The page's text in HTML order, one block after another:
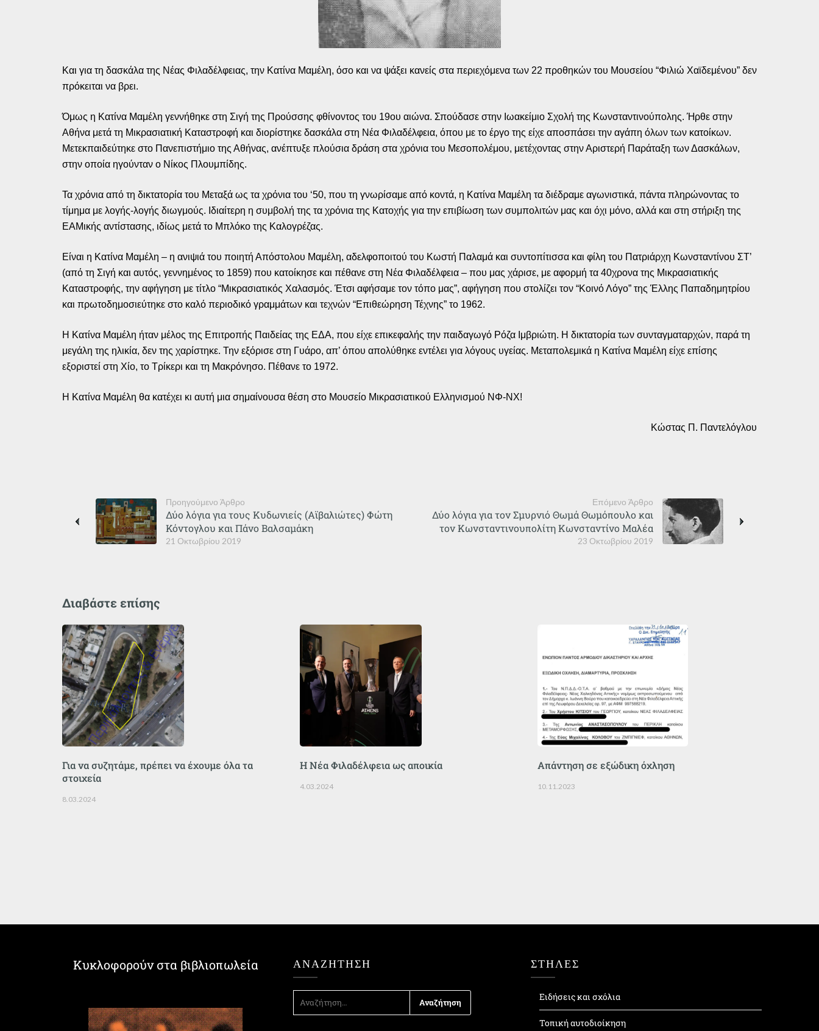
Και για τη δασκάλα της Νέας Φιλαδέλφειας, την Κατίνα Μαμέλη, όσο και να ψάξει κανείς στα περιεχόμενα των 22 προθηκών του Μουσείου “Φιλιώ Χαϊδεμένου” δεν
πρόκειται να βρει.
Όμως η Κατίνα Μαμέλη γεννήθηκε στη Σιγή της Προύσσης φθίνοντος του 19ου αιώνα. Σπούδασε στην Ιωακείμιο Σχολή της Κωνσταντινούπολης. Ήρθε στην
Αθήνα μετά τη Μικρασιατική Καταστροφή και διορίστηκε δασκάλα στη Νέα Φιλαδέλφεια, όπου με το έργο της είχε αποσπάσει την αγάπη όλων των κατοίκων.
Μετεκπαιδεύτηκε στο Πανεπιστήμιο της Αθήνας, ανέπτυξε πλούσια δράση στα χρόνια του Μεσοπολέμου, μετέχοντας στην Αριστερή Παράταξη των Δασκάλων,
στην οποία ηγούνταν ο Νίκος Πλουμπίδης.
Τα χρόνια από τη δικτατορία του Μεταξά ως τα χρόνια του ‘50, που τη γνωρίσαμε από κοντά, η Κατίνα Μαμέλη τα διέδραμε αγωνιστικά, πάντα πληρώνοντας το
τίμημα με λογής-λογής διωγμούς. Ιδιαίτερη η συμβολή της τα χρόνια της Κατοχής για την επιβίωση των συμπολιτών μας και όχι μόνο, αλλά και στη στήριξη της
ΕΑΜικής αντίστασης, ιδίως μετά το Μπλόκο της Καλογρέζας.
Είναι η Κατίνα Μαμέλη – η ανιψιά του ποιητή Απόστολου Μαμέλη, αδελφοποιτού του Κωστή Παλαμά και συντοπίτισσα και φίλη του Πατριάρχη Κωνσταντίνου ΣΤ’
(από τη Σιγή και αυτός, γεννημένος το 1859) που κατοίκησε και πέθανε στη Νέα Φιλαδέλφεια – που μας χάρισε, με αφορμή τα 40χρονα της Μικρασιατικής
Καταστροφής, την αφήγηση με τίτλο “Μικρασιατικός Χαλασμός. Έτσι αφήσαμε τον τόπο μας”, αφήγηση που στολίζει τον “Κοινό Λόγο” της Έλλης Παπαδημητρίου
και πρωτοδημοσιεύτηκε στο καλό περιοδικό γραμμάτων και τεχνών “Επιθεώρηση Τέχνης” το 1962.
Η Κατίνα Μαμέλη ήταν μέλος της Επιτροπής Παιδείας της ΕΔΑ, που είχε επικεφαλής την παιδαγωγό Ρόζα Ιμβριώτη. Η δικτατορία των συνταγματαρχών, παρά τη
μεγάλη της ηλικία, δεν της χαρίστηκε. Την εξόρισε στη Γυάρο, απ’ όπου απολύθηκε εντέλει για λόγους υγείας. Μεταπολεμικά η Κατίνα Μαμέλη είχε επίσης
εξοριστεί στη Χίο, το Τρίκερι και τη Μακρόνησο. Πέθανε το 1972.
Η Κατίνα Μαμέλη θα κατέχει κι αυτή μια σημαίνουσα θέση στο Μουσείο Μικρασιατικού Ελληνισμού ΝΦ-ΝΧ!
Κώστας Π. Παντελόγλου
Προηγούμενο Άρθρο
21 Οκτωβρίου 2019
Δύο λόγια για τους Κυδωνιείς (Αϊβαλιώτες) Φώτη
Κόντογλου και Πάνο Βαλσαμάκη
Επόμενο Άρθρο
23 Οκτωβρίου 2019
Δύο λόγια για τον Σμυρνιό Θωμά Θωμόπουλο και
τον Κωνσταντινουπολίτη Κωνσταντίνο Μαλέα
Διαβάστε επίσης
Για να συζητάμε, πρέπει να έχουμε όλα τα
στοιχεία
8.03.2024
Η Νέα Φιλαδέλφεια ως αποικία
4.03.2024
Απάντηση σε εξώδικη όχληση
10.11.2023
Κυκλοφορούν στα βιβλιοπωλεία ΑΝΑΖΉΤΗΣΗ
ΑΝΑΖΉΤΗΣΗ
ΓΙΑ:
ΣΤΗΛΕΣ
Ειδήσεις και σχόλια
Τοπική αυτοδιοίκηση